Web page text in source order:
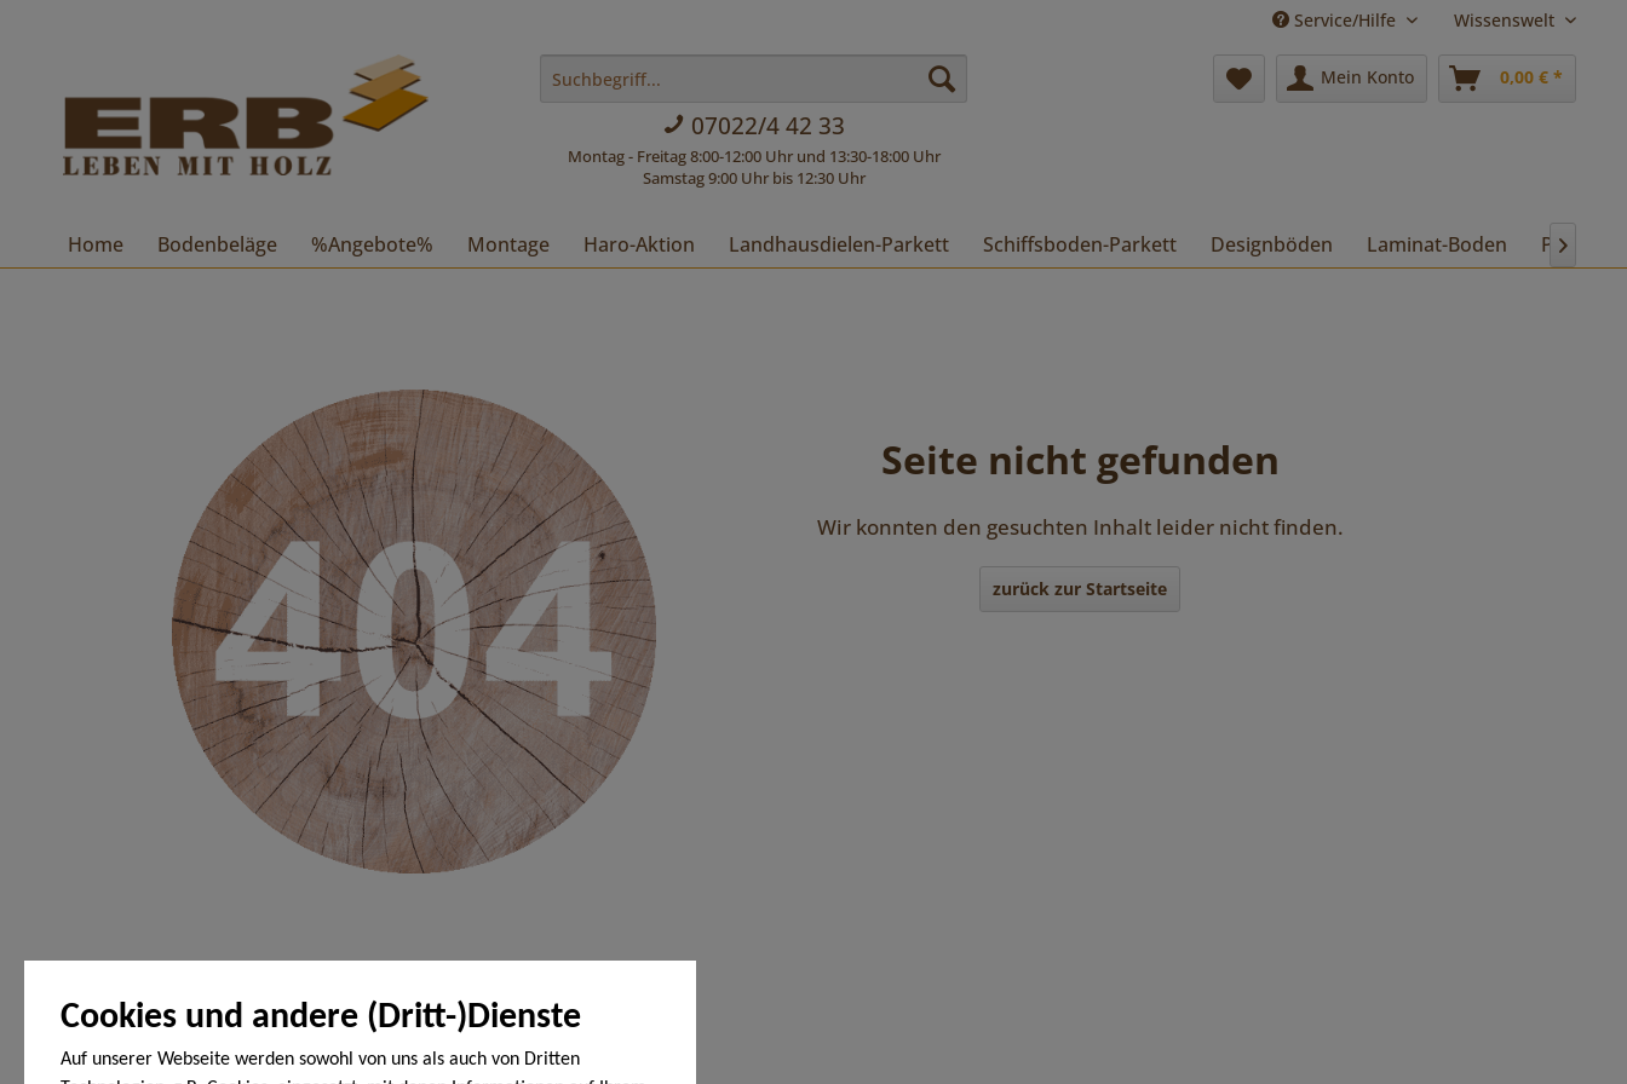
Cookies und andere (Dritt-)Dienste
Auf unserer Webseite werden sowohl von uns als auch von Dritten
Service/Hilfe Wissenswelt
07022/4 42 33
Montag - Freitag 8:00-12:00 Uhr und 13:30-18:00 Uhr
Samstag 9:00 Uhr bis 12:30 Uhr
Mein Konto 0,00 € *
Home Bodenbeläge %Angebote% Montage Haro-Aktion Landhausdielen-Parkett Schiffsboden-Parkett Designböden Laminat-Boden Pflege

Seite nicht gefunden
Wir konnten den gesuchten Inhalt leider nicht finden.
zurück zur Startseite